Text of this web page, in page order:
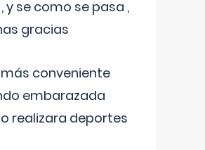
y se como se pasa ,
gracias
más conveniente
embarazada
realizara deportes